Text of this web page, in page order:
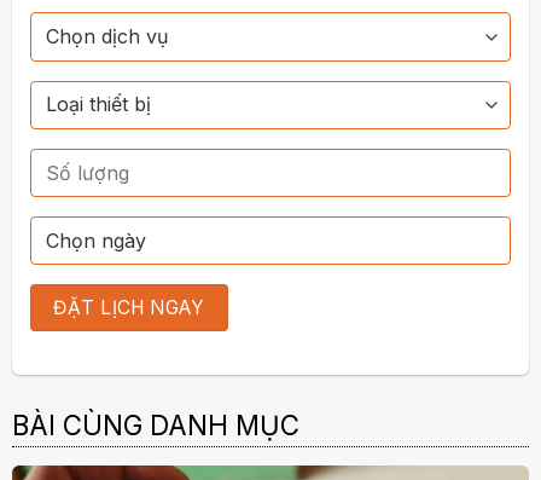
BÀI CÙNG DANH MỤC